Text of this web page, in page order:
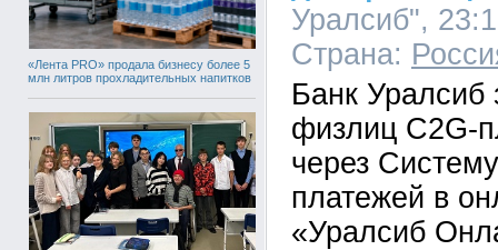
«Лента PRO» продала бизнесу более 5
млн литров прохладительных напитков
Уралсиб",
Страна:
Банк Уралсиб
физлиц C2G-
через
платежей в
«Уралсиб